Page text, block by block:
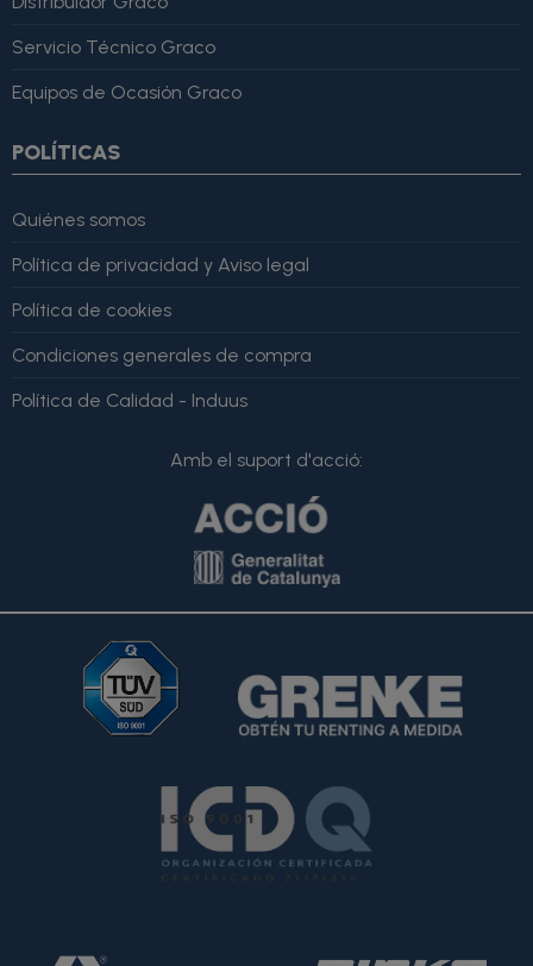
Servicio Técnico Graco
Equipos de Ocasión Graco
POLÍTICAS
Quiénes somos
Política de privacidad y Aviso legal
Política de cookies
Condiciones generales de compra
Política de Calidad - Induus
Amb el suport d'acció: